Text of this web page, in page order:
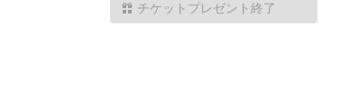
チケットプレゼント終了